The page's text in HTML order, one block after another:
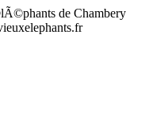
de Chambery